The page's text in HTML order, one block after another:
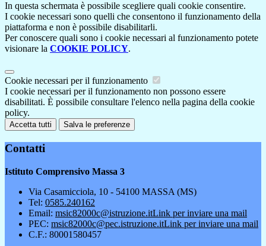
In questa schermata è possibile scegliere quali cookie consentire.
I cookie necessari sono quelli che consentono il funzionamento della
piattaforma e non è possibile disabilitarli.
Per conoscere quali sono i cookie necessari al funzionamento potete
visionare la COOKIE POLICY.
Cookie necessari per il funzionamento
I cookie necessari per il funzionamento non possono essere
disabilitati. È possibile consultare l'elenco nella pagina della cookie
policy.
Accetta tutti Salva le preferenze
Contatti
Istituto Comprensivo Massa 3
Via Casamicciola, 10 - 54100 MASSA (MS)
Tel: 0585.240162
Email: msic82000c@istruzione.itLink per inviare una mail
PEC: msic82000c@pec.istruzione.itLink per inviare una mail
C.F.: 80001580457